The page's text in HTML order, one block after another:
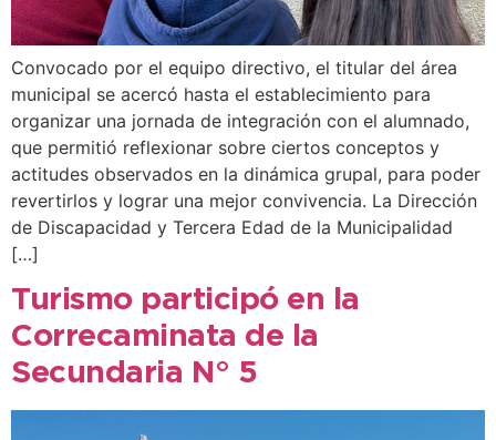
Convocado por el equipo directivo, el titular del área
municipal se acercó hasta el establecimiento para
organizar una jornada de integración con el alumnado,
que permitió reflexionar sobre ciertos conceptos y
actitudes observados en la dinámica grupal, para poder
revertirlos y lograr una mejor convivencia. La Dirección
de Discapacidad y Tercera Edad de la Municipalidad
[…]
Turismo participó en la
Correcaminata de la
Secundaria N° 5